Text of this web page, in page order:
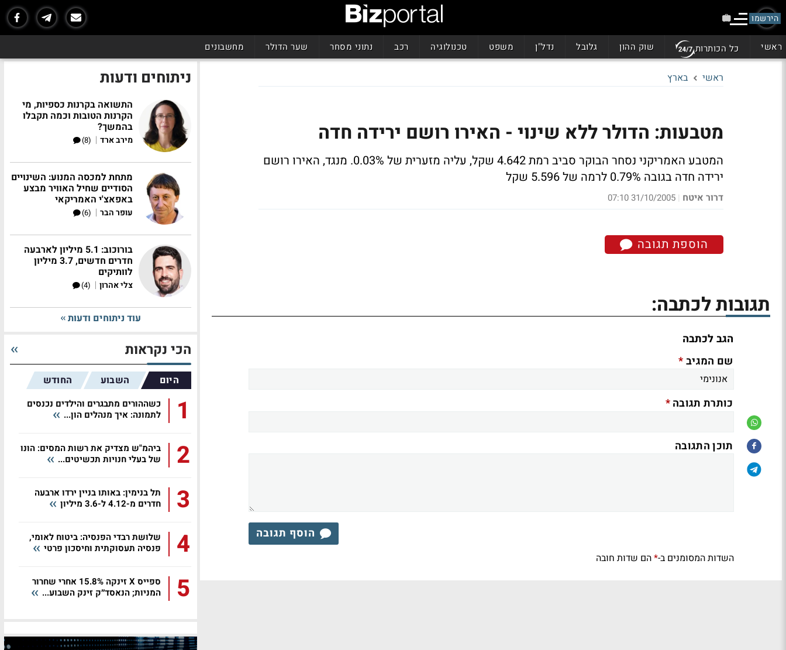
הירשמו
ראשי כל הכותרות שוק ההון גלובל נדל"ן משפט טכנולוגיה רכב נתוני מסחר שער הדולר מחשבונים
ראשי בארץ
מטבעות: הדולר ללא שינוי - האירו רושם ירידה חדה
המטבע האמריקני נסחר הבוקר סביב רמת 4.642 שקל, עליה מזערית של 0.03%. מנגד, האירו רושם
ירידה חדה בגובה 0.79% לרמה של 5.596 שקל
דרור איטח |
31/10/2005 07:10
הוספת תגובה
תגובות לכתבה:
הגב לכתבה
שם המגיב*
כותרת תגובה*
תוכן התגובה
הוסף תגובה
השדות המסומנים ב-*הם שדות חובה
ניתוחים ודעות
התשואה בקרנות כספיות, מי
הקרנות הטובות וכמה תקבלו
בהמשך?
מירב ארד |
(8)
מתחת למכסה המנוע: השינויים
הסודיים שחיל האוויר מבצע
באפאצ'י האמריקאי
עופר הבר |
(6)
בורוכוב: 5.1 מיליון לארבעה
חדרים חדשים, 3.7 מיליון
לוותיקים
צלי אהרון |
(4)
עוד ניתוחים ודעות
הכי נקראות
היום השבוע החודש
1
כשההורים מתבגרים והילדים נכנסים
לתמונה: איך מנהלים הון...
2
ביהמ"ש מצדיק את רשות המסים: הונו
של בעלי חנויות תכשיטים...
3
תל בנימין: באותו בניין ירדו ארבעה
חדרים מ-4.12 ל-3.6 מיליון
4
שלושת רבדי הפנסיה: ביטוח לאומי,
פנסיה תעסוקתית וחיסכון פרטי
5
ספייס X זינקה 15.8% אחרי שחרור
המניות; הנאסד״ק זינק השבוע...